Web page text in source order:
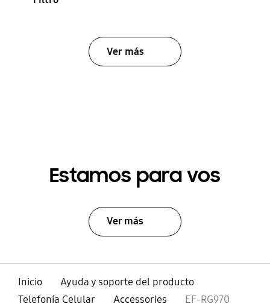
Ver más
Estamos para vos
Ver más
Inicio
Ayuda y soporte del producto
Telefonía Celular
Accessories EF-RG970